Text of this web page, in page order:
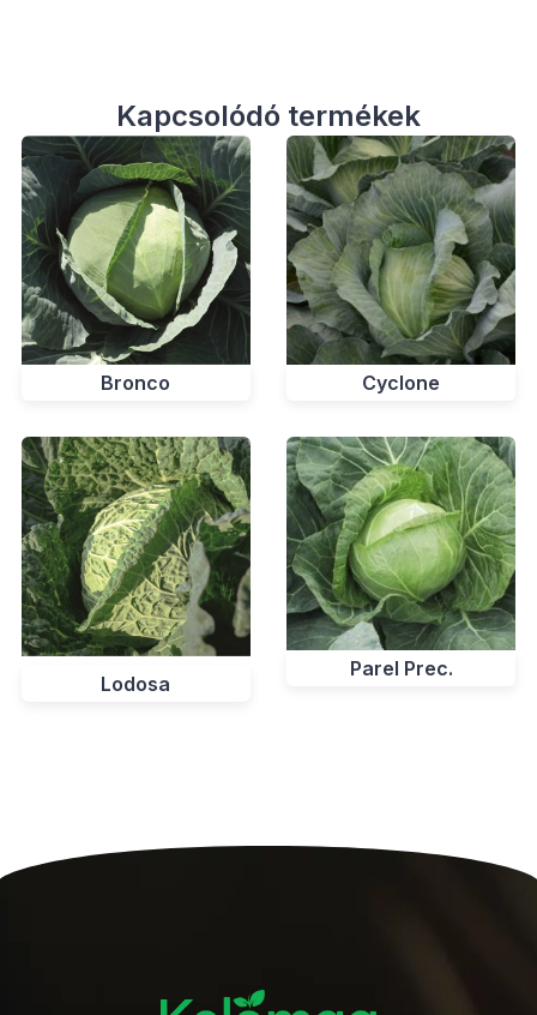
Kapcsolódó termékek
Bronco Cyclone
Lodosa
Parel Prec.